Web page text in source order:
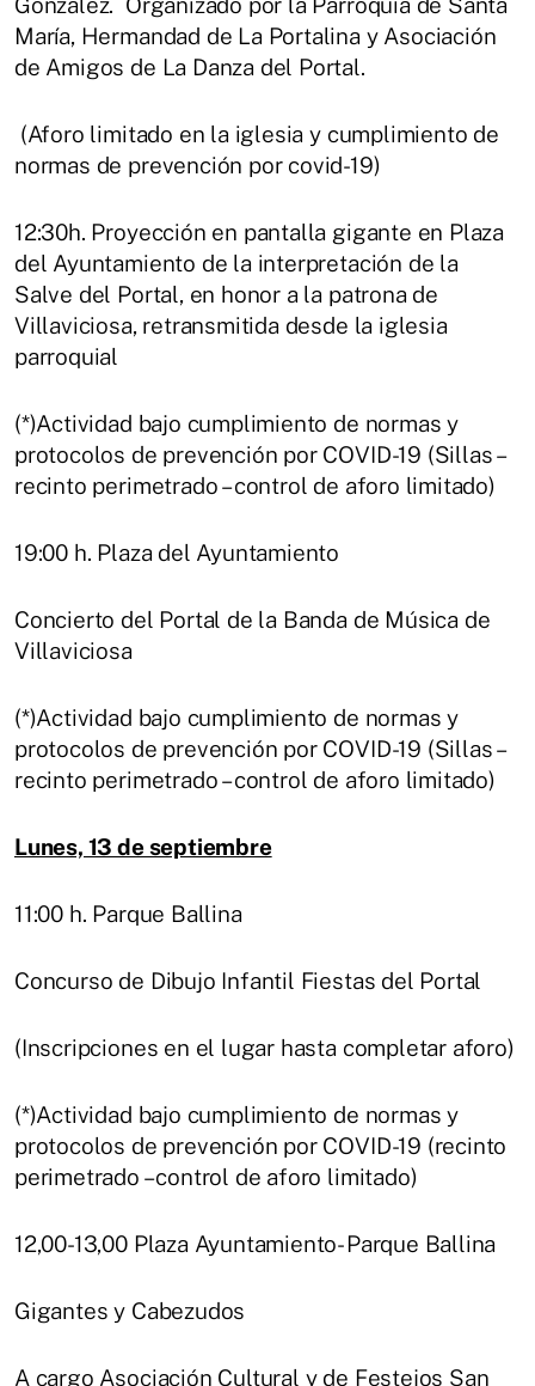
María, Hermandad de La Portalina y Asociación
de Amigos de La Danza del Portal.
(Aforo limitado en la iglesia y cumplimiento de
normas de prevención por covid-19)
12:30h. Proyección en pantalla gigante en Plaza
del Ayuntamiento de la interpretación de la
Salve del Portal, en honor a la patrona de
Villaviciosa, retransmitida desde la iglesia
parroquial
(*)Actividad bajo cumplimiento de normas y
protocolos de prevención por COVID-19 (Sillas –
recinto perimetrado – control de aforo limitado)
19:00 h. Plaza del Ayuntamiento
Concierto del Portal de la Banda de Música de
Villaviciosa
(*)Actividad bajo cumplimiento de normas y
protocolos de prevención por COVID-19 (Sillas –
recinto perimetrado – control de aforo limitado)
Lunes, 13 de septiembre
11:00 h. Parque Ballina
Concurso de Dibujo Infantil Fiestas del Portal
(Inscripciones en el lugar hasta completar aforo)
(*)Actividad bajo cumplimiento de normas y
protocolos de prevención por COVID-19 (recinto
perimetrado – control de aforo limitado)
12,00-13,00 Plaza Ayuntamiento- Parque Ballina
Gigantes y Cabezudos
A cargo Asociación Cultural y de Festejos San